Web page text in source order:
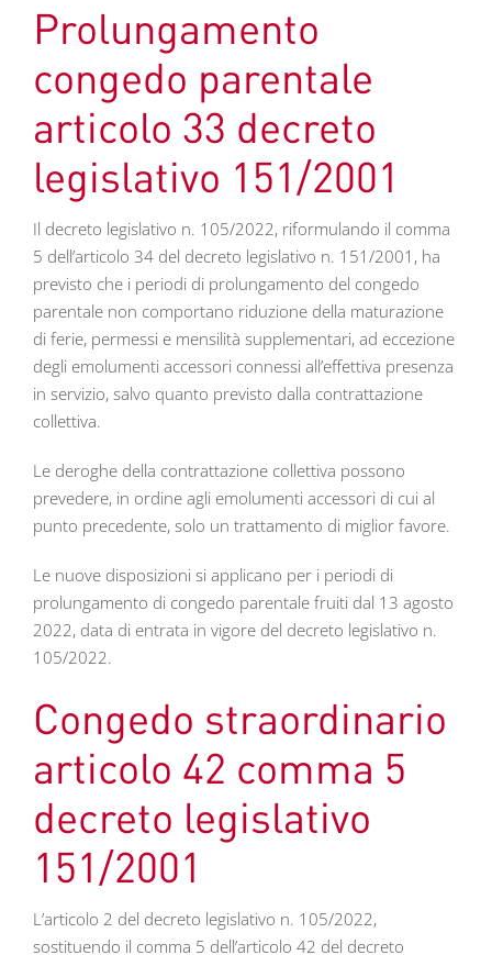
Prolungamento
congedo parentale
articolo 33 decreto
legislativo 151/2001
Il decreto legislativo n. 105/2022, riformulando il comma
5 dell’articolo 34 del decreto legislativo n. 151/2001, ha
previsto che i periodi di prolungamento del congedo
parentale non comportano riduzione della maturazione
di ferie, permessi e mensilità supplementari, ad eccezione
degli emolumenti accessori connessi all’effettiva presenza
in servizio, salvo quanto previsto dalla contrattazione
collettiva.
Le deroghe della contrattazione collettiva possono
prevedere, in ordine agli emolumenti accessori di cui al
punto precedente, solo un trattamento di miglior favore.
Le nuove disposizioni si applicano per i periodi di
prolungamento di congedo parentale fruiti dal 13 agosto
2022, data di entrata in vigore del decreto legislativo n.
105/2022.
Congedo straordinario
articolo 42 comma 5
decreto legislativo
151/2001
L’articolo 2 del decreto legislativo n. 105/2022,
sostituendo il comma 5 dell’articolo 42 del decreto